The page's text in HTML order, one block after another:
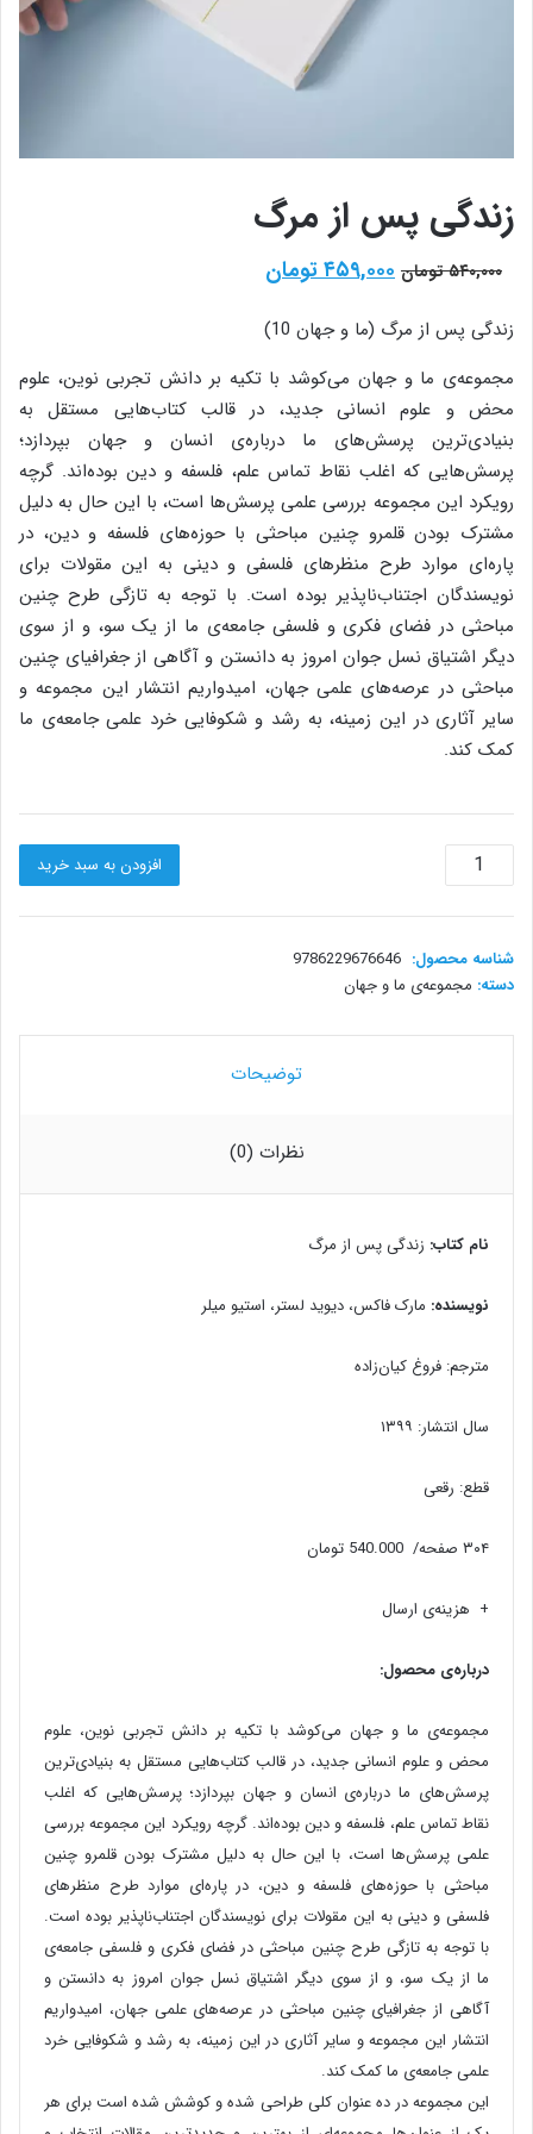
زندگی پس از مرگ
۵۴۰,۰۰۰تومان قیمت
۵۴۰,۰۰۰ تومان
بود.
۴۵۹,۰۰۰تومان
۴۵۹,۰۰۰ تومان.
زندگی پس از مرگ (ما و جهان 10)
مجموعه‌ی ما و جهان می‌کوشد با تکیه بر دانش تجربی نوین، علوم
محض و علوم‌ انسانی جدید، در قالب کتاب‌هایی مستقل به
بنیادی‌ترین پرسش‌های ما درباره‌ی انسان و جهان بپردازد؛
پرسش‌هایی که اغلب نقاط تماس علم، فلسفه و دین بوده‌اند. گرچه
رویکرد این مجموعه بررسی علمی پرسش‌ها است، با این حال به دلیل
مشترک بودن قلمرو چنین مباحثی با حوزه‌های فلسفه و دین، در
پاره‌ای موارد طرح منظرهای فلسفی و دینی به این مقولات برای
نویسندگان اجتناب‌ناپذیر بوده است. با توجه به تازگی طرح چنین
مباحثی در فضای فکری و فلسفی جامعه‌ی ما از یک سو، و از سوی
دیگر اشتیاق نسل جوان امروز به دانستن و آگاهی از جغرافیای چنین
مباحثی در عرصه‌های علمی جهان، امیدواریم انتشار این مجموعه و
سایر آثاری در این زمینه، به رشد و شکوفایی خرد علمی جامعه‌ی ما
کمک کند.
زندگی
پس
عدد
افزودن به سبد خرید
شناسه محصول: 9786229676646
دسته: مجموعه‌ی ما و جهان
توضیحات
نظرات (0)
نام کتاب: زندگی پس از مرگ
نویسنده: مارک فاکس، دیوید لستر، استیو میلر
مترجم: فروغ کیان‌زاده
سال انتشار: ۱۳۹۹
قطع: رقعی
۳۰۴ صفحه/ 540.000 تومان
+ هزینه‌ی ارسال
درباره‌ی محصول:
مجموعه‌ی ما و جهان می‌کوشد با تکیه بر دانش تجربی نوین، علوم
محض و علوم‌ انسانی جدید، در قالب کتاب‌هایی مستقل به بنیادی‌ترین
پرسش‌های ما درباره‌ی انسان و جهان بپردازد؛ پرسش‌هایی که اغلب
نقاط تماس علم، فلسفه و دین بوده‌اند. گرچه رویکرد این مجموعه بررسی
علمی پرسش‌ها است، با این حال به دلیل مشترک بودن قلمرو چنین
مباحثی با حوزه‌های فلسفه و دین، در پاره‌ای موارد طرح منظرهای
فلسفی و دینی به این مقولات برای نویسندگان اجتناب‌ناپذیر بوده است.
با توجه به تازگی طرح چنین مباحثی در فضای فکری و فلسفی جامعه‌ی
ما از یک سو، و از سوی دیگر اشتیاق نسل جوان امروز به دانستن و
آگاهی از جغرافیای چنین مباحثی در عرصه‌های علمی جهان، امیدواریم
انتشار این مجموعه و سایر آثاری در این زمینه، به رشد و شکوفایی خرد
علمی جامعه‌ی ما کمک کند.
این مجموعه در ده عنوان کلی طراحی شده و کوشش شده است برای هر